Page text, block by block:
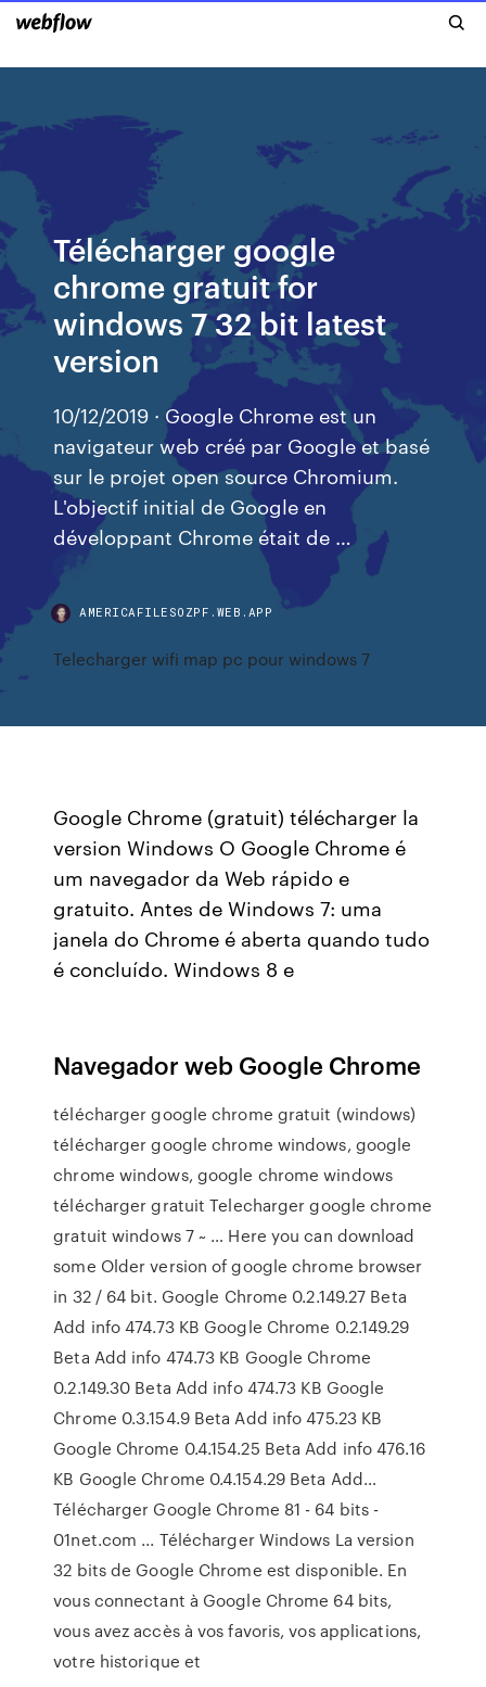
Télécharger google
chrome gratuit for
windows 7 32 bit latest
version
10/12/2019 · Google Chrome est un
navigateur web créé par Google et basé
sur le projet open source Chromium.
L'objectif initial de Google en
développant Chrome était de …
AMERICAFILESOZPF.WEB.APP
Telecharger wifi map pc pour windows 7
Google Chrome (gratuit) télécharger la
version Windows O Google Chrome é
um navegador da Web rápido e
gratuito. Antes de Windows 7: uma
janela do Chrome é aberta quando tudo
é concluído. Windows 8 e
Navegador web Google Chrome
télécharger google chrome gratuit (windows)
télécharger google chrome windows, google
chrome windows, google chrome windows
télécharger gratuit Telecharger google chrome
gratuit windows 7 ~ … Here you can download
some Older version of google chrome browser
in 32 / 64 bit. Google Chrome 0.2.149.27 Beta
Add info 474.73 KB Google Chrome 0.2.149.29
Beta Add info 474.73 KB Google Chrome
0.2.149.30 Beta Add info 474.73 KB Google
Chrome 0.3.154.9 Beta Add info 475.23 KB
Google Chrome 0.4.154.25 Beta Add info 476.16
KB Google Chrome 0.4.154.29 Beta Add…
Télécharger Google Chrome 81 - 64 bits -
01net.com ... Télécharger Windows La version
32 bits de Google Chrome est disponible. En
vous connectant à Google Chrome 64 bits,
vous avez accès à vos favoris, vos applications,
votre historique et